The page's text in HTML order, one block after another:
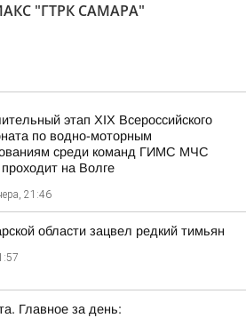
"ГТРК САМАРА"
этап XIХ Всероссийского
по водно-моторным
среди команд ГИМС МЧС
на Волге
21:46
области зацвел редкий тимьян
Главное за день: